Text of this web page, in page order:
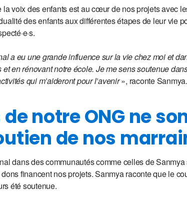
la voix des enfants est au cœur de nos projets avec
des enfants aux différentes étapes de leur vie
a eu une grande influence sur la vie chez moi et
en rénovant notre école. Je me sens soutenue
qui m’aideront pour l’avenir», raconte Sanmya.
notre ONG ne
de nos
dans des communautés comme celles de
financent nos projets. Sanmya raconte que le
été soutenue.